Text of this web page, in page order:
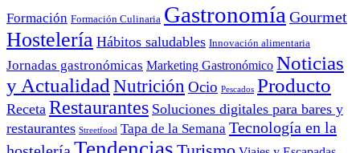
Formación Formación Culinaria Gastronomía Gourmet
Hostelería Hábitos saludables Innovación alimentaria
Jornadas gastronómicas Marketing Gastronómico Noticias
y Actualidad Nutrición Ocio Pescados Producto
Receta Restaurantes Soluciones digitales para bares y
restaurantes Streetfood Tapa de la Semana Tecnología en la